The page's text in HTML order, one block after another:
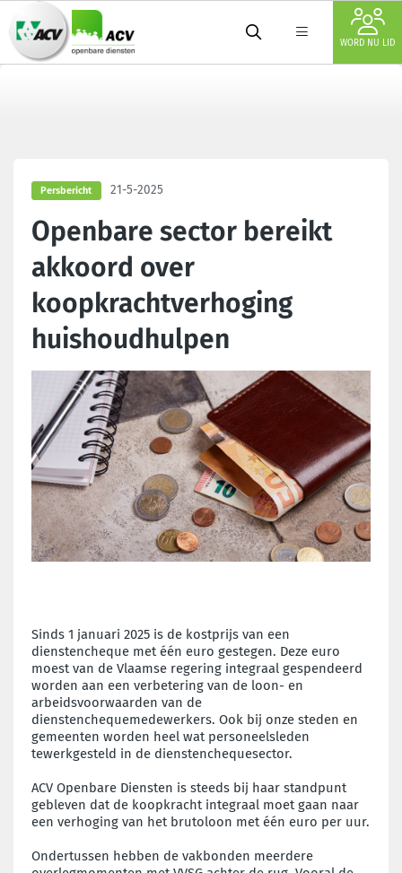
WORD NU LID
Persbericht 21-5-2025
Openbare sector bereikt
akkoord over
koopkrachtverhoging
huishoudhulpen
Sinds 1 januari 2025 is de kostprijs van een
dienstencheque met één euro gestegen. Deze euro
moest van de Vlaamse regering integraal gespendeerd
worden aan een verbetering van de loon- en
arbeidsvoorwaarden van de
dienstenchequemedewerkers. Ook bij onze steden en
gemeenten worden heel wat personeelsleden
tewerkgesteld in de dienstenchequesector.
ACV Openbare Diensten is steeds bij haar standpunt
gebleven dat de koopkracht integraal moet gaan naar
een verhoging van het brutoloon met één euro per uur.
Ondertussen hebben de vakbonden meerdere